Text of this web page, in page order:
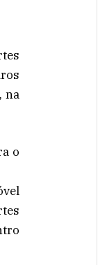
na
o